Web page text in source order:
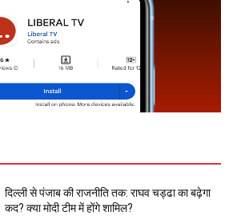
दिल्ली से पंजाब की राजनीति तक: राघव चड्ढा का बढ़ेगा
कद? क्या मोदी टीम में होंगे शामिल?